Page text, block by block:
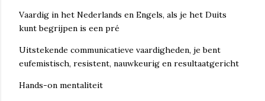
Vaardig in het Nederlands en Engels, als je het Duits
kunt begrijpen is een pré
Uitstekende communicatieve vaardigheden, je bent
eufemistisch, resistent, nauwkeurig en resultaatgericht
Hands-on mentaliteit